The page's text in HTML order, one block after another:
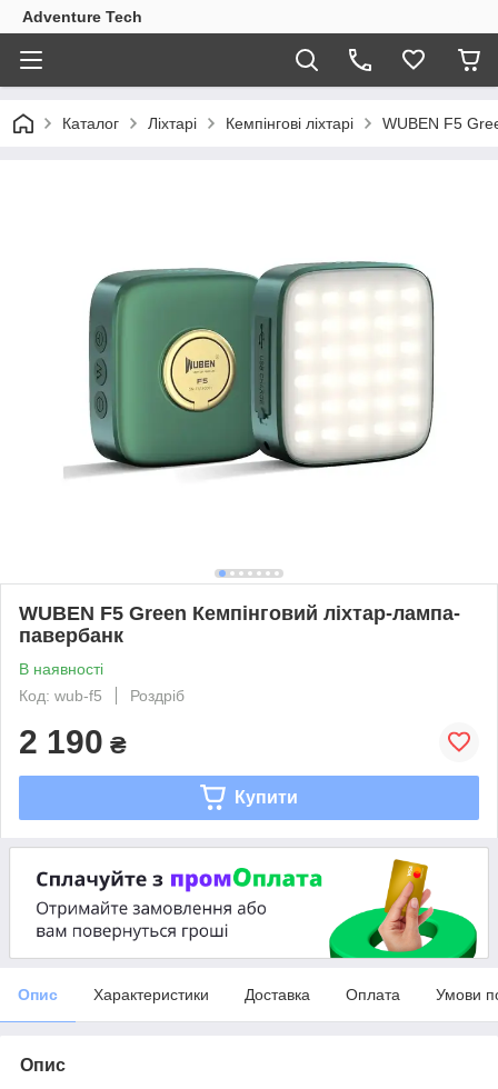
Adventure Tech
Каталог Ліхтарі Кемпінгові ліхтарі WUBEN F5
WUBEN F5 Green Кемпінговий ліхтар-лампа-
павербанк
В наявності
Код: wub-f5
Роздріб
2 190 ₴
Купити
Опис Характеристики Доставка Оплата Умови
Опис